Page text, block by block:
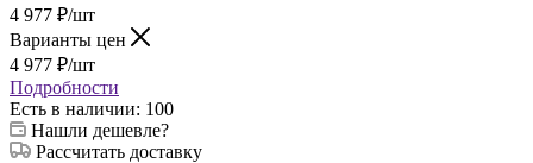
4 977 ₽/шт
Варианты цен
4 977 ₽/шт
Подробности
Есть в наличии: 100
Нашли дешевле?
Рассчитать доставку